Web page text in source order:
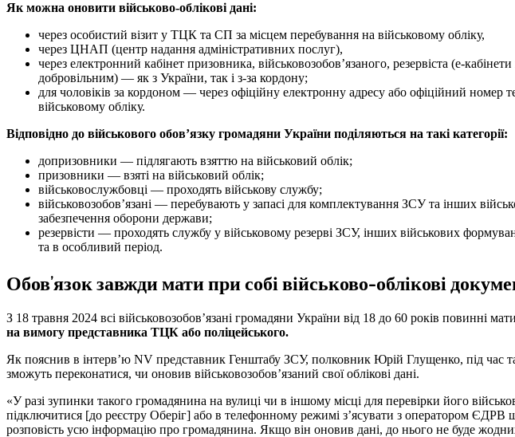
Як можна оновити військово-облікові дані:
через особистий візит у ТЦК та СП за місцем перебування на військовому обліку,
через ЦНАП (центр надання адміністративних послуг),
через електронний кабінет призовника, військовозобов’язаного, резервіста (е-
добровільним) — як з України, так і з-за кордону;
для чоловіків за кордоном — через офіційну електронну адресу або офіційний
військовому обліку.
Відповідно до військового обов’язку громадяни України поділяються на такі категорії:
допризовники — підлягають взяттю на військовий облік;
призовники — взяті на військовий облік;
військовослужбовці — проходять військову службу;
військовозобов’язані — перебувають у запасі для комплектування ЗСУ та інших
забезпечення оборони держави;
резервісти — проходять службу у військовому резерві ЗСУ, інших військових
та в особливий період.
Обов’язок завжди мати при собі військово-облікові
З 18 травня 2024 всі військовозобов’язані громадяни України від 18 до 60 років повинні
на вимогу представника ТЦК або поліцейського.
Як пояснив в інтерв’ю NV представник Генштабу ЗСУ, полковник Юрій Глущенко, під час
зможуть переконатися, чи оновив військовозобов’язаний свої облікові дані.
«У разі зупинки такого громадянина на вулиці чи в іншому місці для перевірки його
підключитися [до реєстру Оберіг] або в телефонному режимі з’ясувати з оператором ЄДРВ
розповість усю інформацію про громадянина. Якщо він оновив дані, до нього не буде